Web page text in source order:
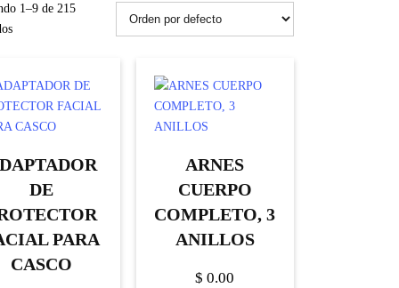
1–9 de 215
DE
PARA
CASCO
ARNES
CUERPO
COMPLETO, 3
ANILLOS
$ 0.00